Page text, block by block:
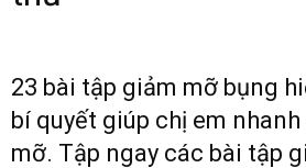
23 bài tập giảm mỡ bụng
bí quyết giúp chị em
mỡ. Tập ngay các bài tập